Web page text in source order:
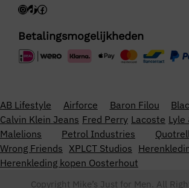
Betalingsmogelijkheden
AB Lifestyle Airforce Baron Filou
Calvin Klein Jeans Fred Perry Lacoste Lyle
Malelions
Petrol Industries Quotrell
Wrong Friends XPLCT Studios
Herenkleding kopen Oosterhout
Copyright Mike’s Just for Men. All